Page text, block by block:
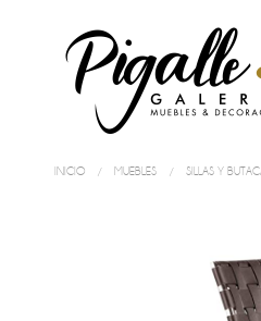
INICIO MUEBLES SILLAS Y